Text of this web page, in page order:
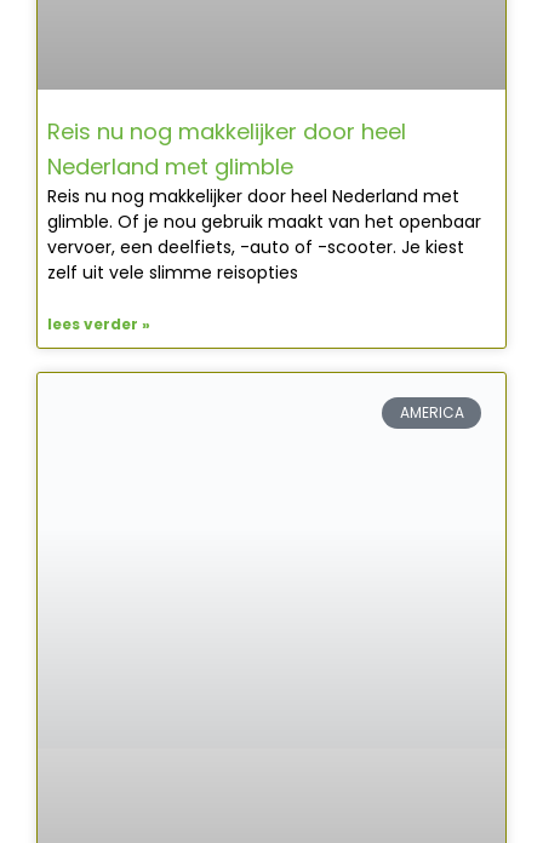
Reis nu nog makkelijker door heel
Nederland met glimble
Reis nu nog makkelijker door heel Nederland met
glimble. Of je nou gebruik maakt van het openbaar
vervoer, een deelfiets, -auto of -scooter. Je kiest
zelf uit vele slimme reisopties
lees verder »
AMERICA